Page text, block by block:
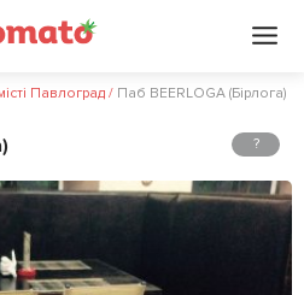
Павлоград / Паб BEERLOGA (Бірлога)
?